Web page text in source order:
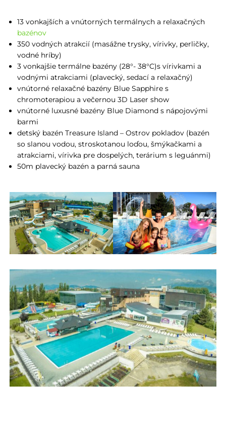
13 vonkajších a vnútorných termálnych a relaxačných
bazénov
350 vodných atrakcií (masážne trysky, vírivky, perličky,
vodné hríby)
3 vonkajšie termálne bazény (28°- 38°C)s vírivkami a
vodnými atrakciami (plavecký, sedací a relaxačný)
vnútorné relaxačné bazény Blue Sapphire s
chromoterapiou a večernou 3D Laser show
vnútorné luxusné bazény Blue Diamond s nápojovými
barmi
detský bazén Treasure Island – Ostrov pokladov (bazén
so slanou vodou, stroskotanou loďou, šmýkačkami a
atrakciami, vírivka pre dospelých, terárium s leguánmi)
50m plavecký bazén a parná sauna